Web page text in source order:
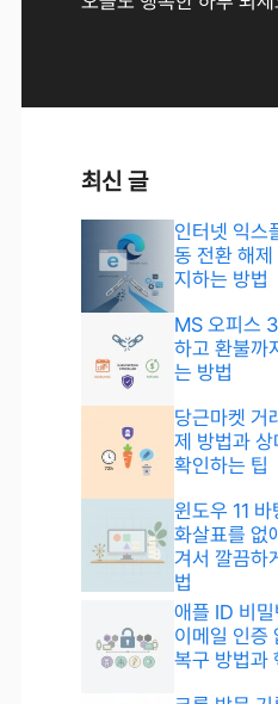
최신 글
인터넷 익스
동 전환 해
지하는 방법
MS 오피스
하고 환불까
는 방법
당근마켓 거
제 방법과
확인하는 팁
윈도우 11
화살표를 없
겨서 깔끔하
법
애플 ID 비
이메일 인증
복구 방법과